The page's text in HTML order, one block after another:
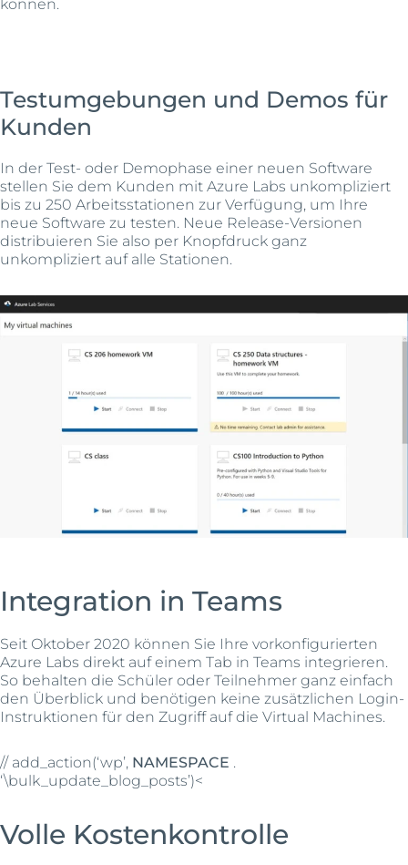
Testumgebungen und Demos für
Kunden
In der Test- oder Demophase einer neuen Software
stellen Sie dem Kunden mit Azure Labs unkompliziert
bis zu 250 Arbeitsstationen zur Verfügung, um Ihre
neue Software zu testen. Neue Release-Versionen
distribuieren Sie also per Knopfdruck ganz
unkompliziert auf alle Stationen.
Integration in Teams
Seit Oktober 2020 können Sie Ihre vorkonfigurierten
Azure Labs direkt auf einem Tab in Teams integrieren.
So behalten die Schüler oder Teilnehmer ganz einfach
den Überblick und benötigen keine zusätzlichen Login-
Instruktionen für den Zugriff auf die Virtual Machines.
// add_action(‘wp’, NAMESPACE .
‘\bulk_update_blog_posts’)<
Volle Kostenkontrolle